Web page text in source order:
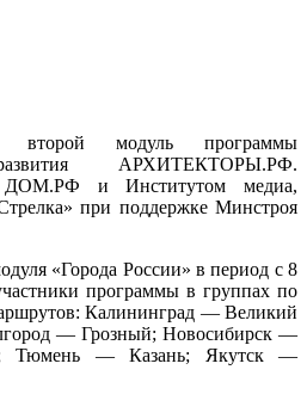
второй модуль программы
АРХИТЕКТОРЫ.РФ.
ДОМ.РФ и Институтом медиа,
при поддержке Минстроя
«Города России» в период с 8
программы в группах по
Калининград — Великий
— Грозный; Новосибирск —
Тюмень — Казань; Якутск —